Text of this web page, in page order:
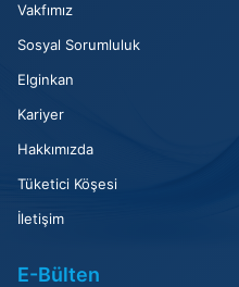
Vakfımız
Sosyal Sorumluluk
Elginkan
Kariyer
Hakkımızda
Tüketici Köşesi
İletişim
E-Bülten